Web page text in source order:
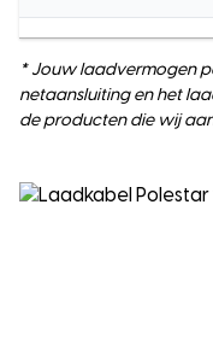
* Jouw laadvermogen
netaansluiting en het
de producten die wij